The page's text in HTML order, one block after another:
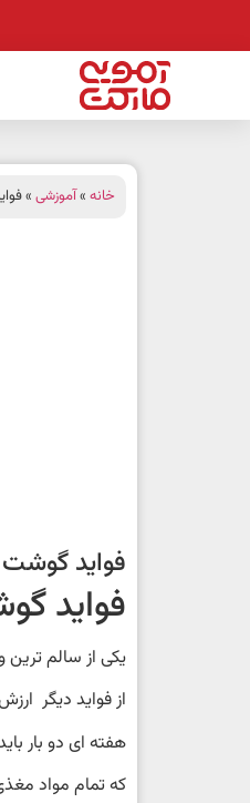
خانه »آموزشی»
فواید
فواید
یکی از سالم
از فواید دیگر
هفته ای دو بار
که تمام مواد